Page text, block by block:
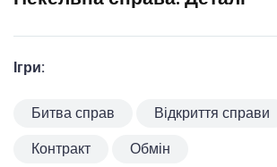
Ігри:
Битва справ Відкриття справи
Контракт Обмін